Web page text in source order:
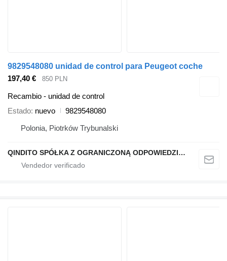
9829548080 unidad de control para Peugeot coche
197,40 €
850 PLN
Recambio - unidad de control
Estado nuevo
9829548080
Polonia, Piotrków Trybunalski
QINDITO SPÓŁKA Z OGRANICZONĄ ODPOWIEDZIALNOŚCIĄ